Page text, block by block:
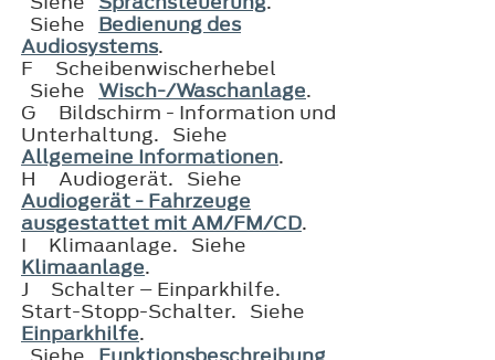
Siehe Bedienung des
Audiosystems.
F
Scheibenwischerhebel
Siehe Wisch-/Waschanlage.
G
Bildschirm - Information und
Unterhaltung. Siehe
Allgemeine Informationen.
H
Audiogerät. Siehe
Audiogerät - Fahrzeuge
ausgestattet mit AM/FM/CD.
I
Klimaanlage. Siehe
Klimaanlage.
J
Schalter – Einparkhilfe.
Start-Stopp-Schalter. Siehe
Einparkhilfe.